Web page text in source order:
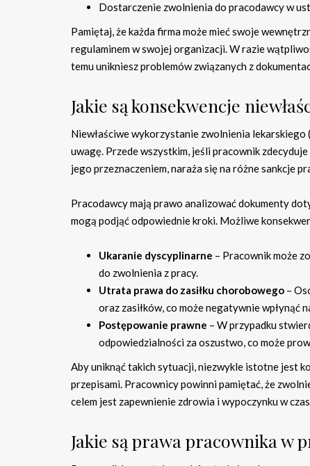
Dostarczenie zwolnienia do pracodawcy w
Pamiętaj, że każda firma może mieć swoje
regulaminem w swojej organizacji. W razie
temu unikniesz problemów związanych z
Jakie są konsekwencje
Niewłaściwe wykorzystanie zwolnienia
uwagę. Przede wszystkim, jeśli pracownik
jego przeznaczeniem, naraża się na różne sankcje
Pracodawcy mają prawo analizować dokumenty
mogą podjąć odpowiednie kroki. Możliwe
Ukaranie dyscyplinarne – Pracownik może
do zwolnienia z pracy.
Utrata prawa do zasiłku chorobowego –
oraz zasiłków, co może negatywnie wpłynąć
Postępowanie prawne – W przypadku
odpowiedzialności za oszustwo, co może
Aby uniknąć takich sytuacji, niezwykle istotne jest
przepisami. Pracownicy powinni pamiętać, że
celem jest zapewnienie zdrowia i wypoczynku w
Jakie są prawa pracownika w